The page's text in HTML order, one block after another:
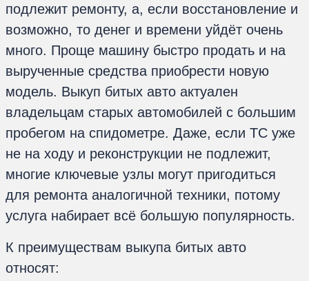
подлежит ремонту, а, если восстановление и
возможно, то денег и времени уйдёт очень
много. Проще машину быстро продать и на
вырученные средства приобрести новую
модель. Выкуп битых авто актуален
владельцам старых автомобилей с большим
пробегом на спидометре. Даже, если ТС уже
не на ходу и реконструкции не подлежит,
многие ключевые узлы могут пригодиться
для ремонта аналогичной техники, потому
услуга набирает всё большую популярность.
К преимуществам выкупа битых авто
относят: